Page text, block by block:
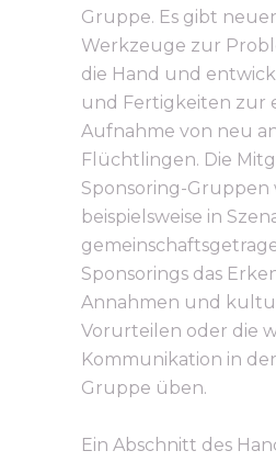
Gruppe. Es gibt
Werkzeuge zur
die Hand und
und Fertigkeiten zur
Aufnahme von neu
Flüchtlingen. Die
Sponsoring-Gruppen
beispielsweise in
Sponsorings das
Annahmen und
Vorurteilen oder die
Kommunikation in
Gruppe üben.
Ein Abschnitt des